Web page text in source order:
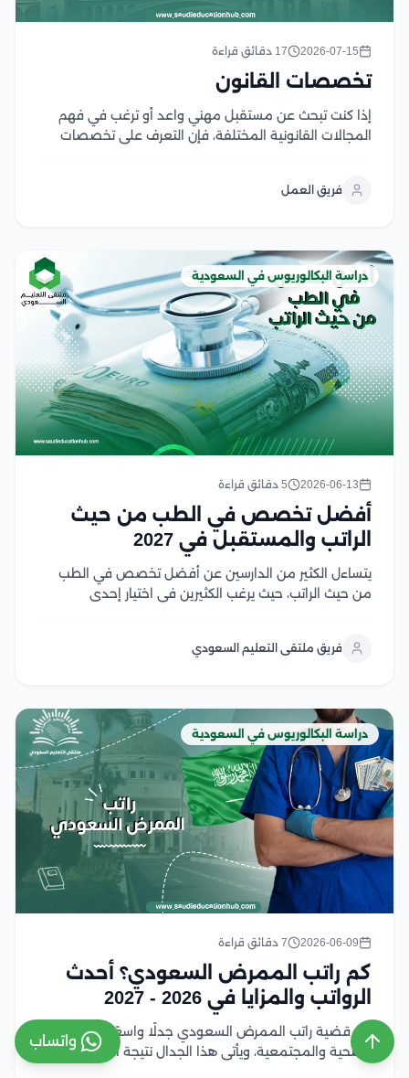
2026-07-15 17 دقائق قراءة
تخصصات القانون
إذا كنت تبحث عن مستقبل مهني واعد أو ترغب في فهم
المجالات القانونية المختلفة، فإن التعرف على تخصصات
متنوعة وتفتح أبواب واسعة للعمل...
فريق العمل
دراسة البكالوريوس في السعودية
2026-06-13 5 دقائق قراءة
أفضل تخصص في الطب من حيث
الراتب والمستقبل في 2027
يتساءل الكثير من الدارسين عن أفضل تخصص في الطب
من حيث الراتب، حيث يرغب الكثيرين في اختيار إحدى
الاعتبار أن تحديد إحدى التخصصات...
فريق ملتقى التعليم السعودي
دراسة البكالوريوس في السعودية
2026-06-09 7 دقائق قراءة
كم راتب الممرض السعودي؟ أحدث
الرواتب والمزايا في 2026 - 2027
تثير قضية راتب الممرض السعودي جدلًا واسعًا في الأوساط
الصحية والمجتمعية، ويأتي هذا الجدال نتيجة التفاوت الكبير
واتساب